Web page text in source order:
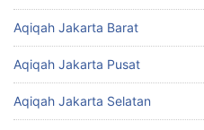
Aqiqah Jakarta Barat
Aqiqah Jakarta Pusat
Aqiqah Jakarta Selatan